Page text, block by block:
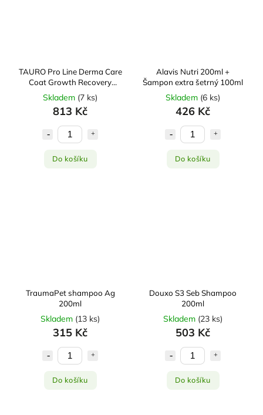
TAURO Pro Line Derma Care
Coat Growth Recovery
Shampoo 400 ml
Skladem (7 ks)
813 Kč
Do košíku
Alavis Nutri 200ml +
Šampon extra šetrný 100ml
Skladem (6 ks)
426 Kč
Do košíku
TraumaPet shampoo Ag
200ml
Skladem (13 ks)
315 Kč
Do košíku
Douxo S3 Seb Shampoo
200ml
Skladem (23 ks)
503 Kč
Do košíku